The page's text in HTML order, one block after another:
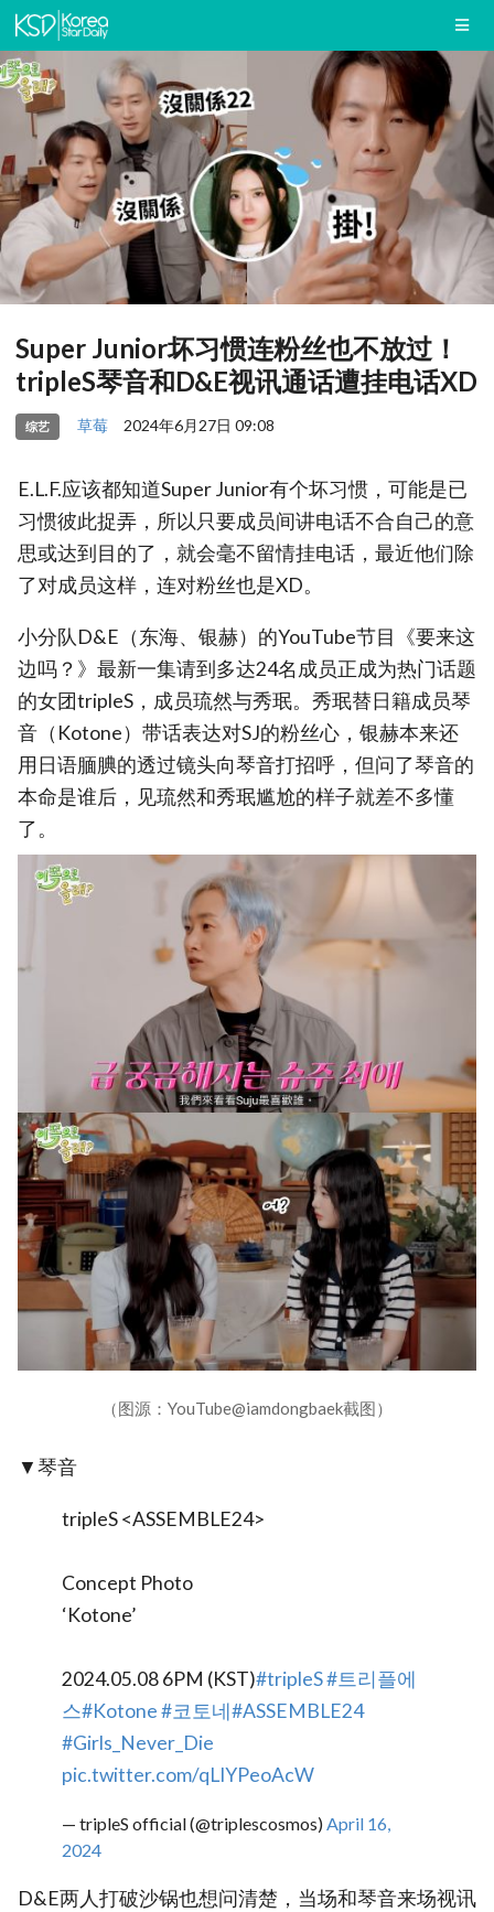
Super Junior坏习惯连粉丝也不放过！
tripleS琴音和D&E视讯通话遭挂电话XD
综艺 草莓 2024年6月27日 09:08
E.L.F.应该都知道Super Junior有个坏习惯，可能是已
习惯彼此捉弄，所以只要成员间讲电话不合自己的意
思或达到目的了，就会毫不留情挂电话，最近他们除
了对成员这样，连对粉丝也是XD。
小分队D&E（东海、银赫）的YouTube节目《要来这
边吗？》最新一集请到多达24名成员正成为热门话题
的女团tripleS，成员琉然与秀珉。秀珉替日籍成员琴
音（Kotone）带话表达对SJ的粉丝心，银赫本来还
用日语腼腆的透过镜头向琴音打招呼，但问了琴音的
本命是谁后，见琉然和秀珉尴尬的样子就差不多懂
了。
（图源：YouTube@iamdongbaek截图）
▼琴音
tripleS <ASSEMBLE24>
Concept Photo
‘Kotone’
2024.05.08 6PM (KST)#tripleS#트리플에
스#Kotone#코토네#ASSEMBLE24
#Girls_Never_Die
pic.twitter.com/qLIYPeoAcW
— tripleS official (@triplescosmos) April 16,
2024
D&E两人打破沙锅也想问清楚，当场和琴音来场视讯